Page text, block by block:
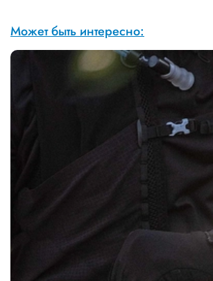
Может быть интересно: